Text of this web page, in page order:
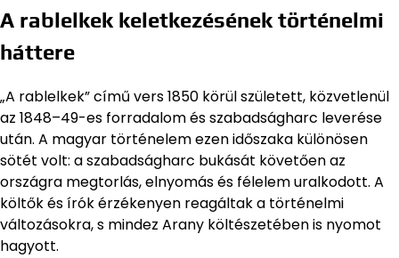
A rablelkek keletkezésének történelmi
háttere
„A rablelkek” című vers 1850 körül született, közvetlenül
az 1848–49-es forradalom és szabadságharc leverése
után. A magyar történelem ezen időszaka különösen
sötét volt: a szabadságharc bukását követően az
országra megtorlás, elnyomás és félelem uralkodott. A
költők és írók érzékenyen reagáltak a történelmi
változásokra, s mindez Arany költészetében is nyomot
hagyott.